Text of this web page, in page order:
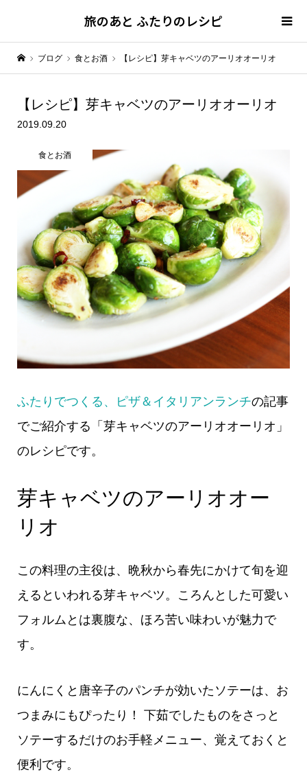
旅のあと ふたりのレシピ
ブログ 食とお酒 【レシピ】芽キャベツのアーリオオーリオ
【レシピ】 芽キャベツのアーリオオーリオ
2019.09.20
食とお酒
ふたりでつくる、ピザ＆イタリアンランチの記事
でご紹介する「芽キャベツのアーリオオーリオ」
のレシピです。
芽キャベツのアーリオオー
リオ
この料理の主役は、晩秋から春先にかけて旬を迎
えるといわれる芽キャベツ。ころんとした可愛い
フォルムとは裏腹な、ほろ苦い味わいが魅力で
す。
にんにくと唐辛子のパンチが効いたソテーは、お
つまみにもぴったり！ 下茹でしたものをさっと
ソテーするだけのお手軽メニュー、覚えておくと
便利です。